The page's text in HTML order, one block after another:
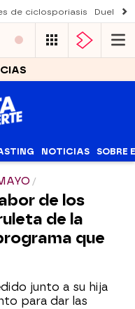
de ciclosporiasis Duelo
NOTICIAS SOBRE
de los
de la
que
junto a su hija
para dar las